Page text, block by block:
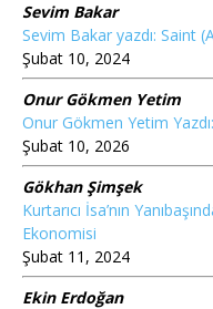
Sevim Bakar
Sevim Bakar yazdı: Saint
Şubat 10, 2024
Onur Gökmen Yetim
Onur Gökmen Yetim
Şubat 10, 2026
Gökhan Şimşek
Kurtarıcı İsa’nın
Ekonomisi
Şubat 11, 2024
Ekin Erdoğan